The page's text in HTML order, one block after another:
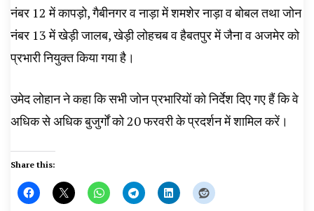
नंबर 12 में कापड़ो, गैबीनगर व नाड़ा में शमशेर नाड़ा व बोबल तथा जोन
नंबर 13 में खेड़ी जालब, खेड़ी लोहचब व हैबतपुर में जैना व अजमेर को
प्रभारी नियुक्त किया गया है।
उमेद लोहान ने कहा कि सभी जोन प्रभारियों को निर्देश दिए गए हैं कि वे
अधिक से अधिक बुजुर्गों को 20 फरवरी के प्रदर्शन में शामिल करें।
Share this: